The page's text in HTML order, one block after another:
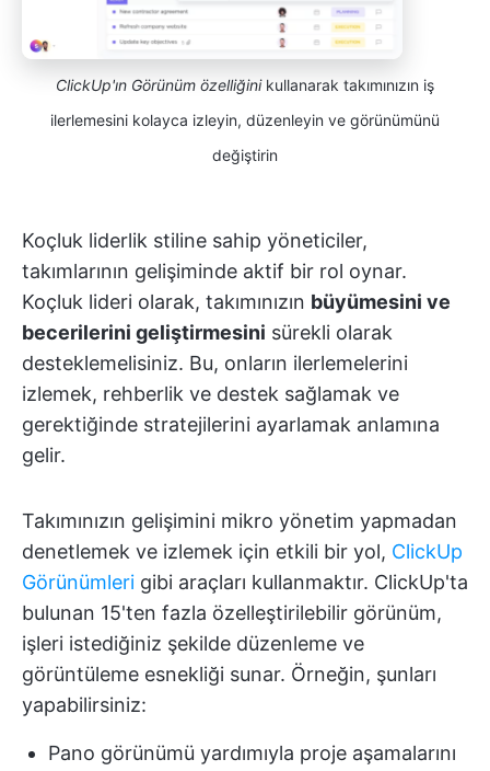
ClickUp'ın Görünüm özelliğinikullanarak takımınızın iş
ilerlemesini kolayca izleyin, düzenleyin ve görünümünü
değiştirin
Koçluk liderlik stiline sahip yöneticiler,
takımlarının gelişiminde aktif bir rol oynar.
Koçluk lideri olarak, takımınızın büyümesini ve
becerilerini geliştirmesini sürekli olarak
desteklemelisiniz. Bu, onların ilerlemelerini
izlemek, rehberlik ve destek sağlamak ve
gerektiğinde stratejilerini ayarlamak anlamına
gelir.
Takımınızın gelişimini mikro yönetim yapmadan
denetlemek ve izlemek için etkili bir yol, ClickUp
Görünümleri gibi araçları kullanmaktır. ClickUp'ta
bulunan 15'ten fazla özelleştirilebilir görünüm,
işleri istediğiniz şekilde düzenleme ve
görüntüleme esnekliği sunar. Örneğin, şunları
yapabilirsiniz:
Pano görünümü yardımıyla proje aşamalarını